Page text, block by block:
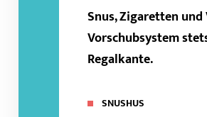
Snus, Zigaretten
Vorschubsystem
Regalkante.
SNUSHUS